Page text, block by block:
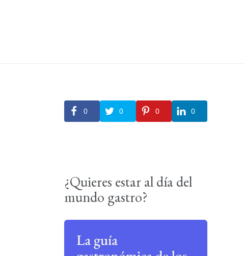
0 0 0 0
¿Quieres estar al día del
mundo gastro?